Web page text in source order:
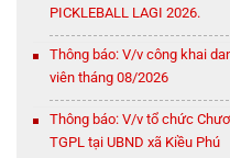
PICKLEBALL LAGI 2026.
Thông báo: V/v công khai
viên tháng 08/2026
Thông báo: V/v tổ chức
TGPL tại UBND xã Kiều Phú